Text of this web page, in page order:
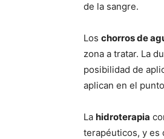
de la sangre.
Los chorros de
zona a tratar. La
posibilidad de
aplican en el
La hidroterapia
terapéuticos, y es